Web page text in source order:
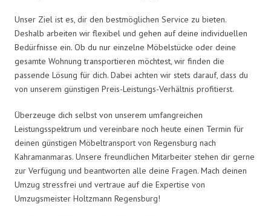
Unser Ziel ist es, dir den bestmöglichen Service zu bieten.
Deshalb arbeiten wir flexibel und gehen auf deine individuellen
Bedürfnisse ein. Ob du nur einzelne Möbelstücke oder deine
gesamte Wohnung transportieren möchtest, wir finden die
passende Lösung für dich. Dabei achten wir stets darauf, dass du
von unserem günstigen Preis-Leistungs-Verhältnis profitierst.
Überzeuge dich selbst von unserem umfangreichen
Leistungsspektrum und vereinbare noch heute einen Termin für
deinen günstigen Möbeltransport von Regensburg nach
Kahramanmaras. Unsere freundlichen Mitarbeiter stehen dir gerne
zur Verfügung und beantworten alle deine Fragen. Mach deinen
Umzug stressfrei und vertraue auf die Expertise von
Umzugsmeister Holtzmann Regensburg!